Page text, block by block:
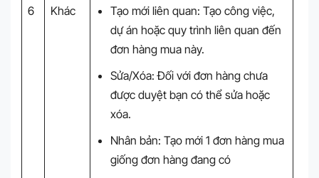
6 Khác
Tạo mới liên quan: Tạo công việc,
dự án hoặc quy trình liên quan đến
đơn hàng mua này.
Sửa/Xóa: Đối với đơn hàng chưa
được duyệt bạn có thể sửa hoặc
xóa.
Nhân bản: Tạo mới 1 đơn hàng mua
giống đơn hàng đang có